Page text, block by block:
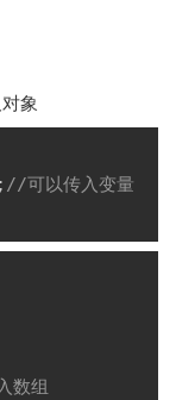
象
; //可以传入变量
数组